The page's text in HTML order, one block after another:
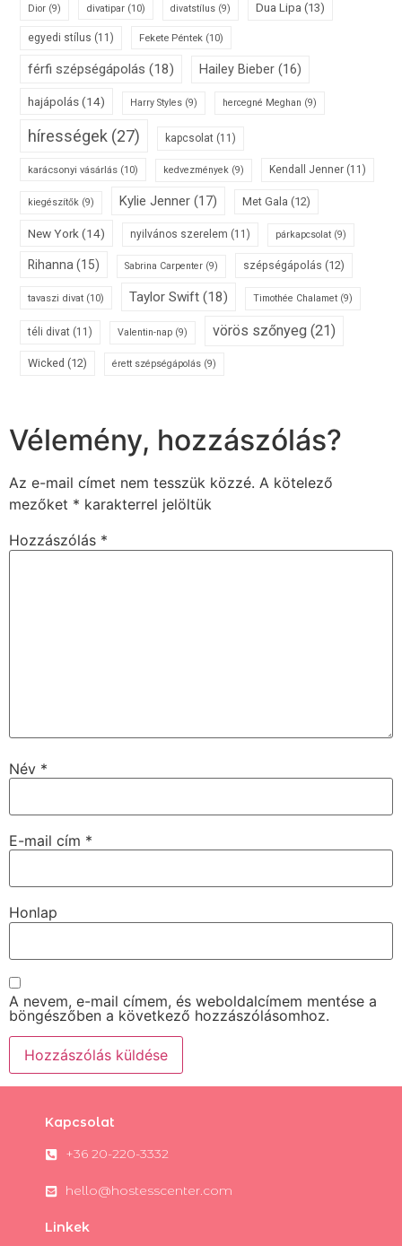
Dior (9) divatipar (10) divatstílus (9) Dua Lipa (13)
egyedi stílus (11) Fekete Péntek (10)
férfi szépségápolás (18) Hailey Bieber (16)
hajápolás(14) Harry Styles (9) hercegné Meghan (9)
hírességek (27) kapcsolat (11)
karácsonyi vásárlás (10) kedvezmények (9) Kendall Jenner (11)
kiegészítők (9) Kylie Jenner (17) Met Gala (12)
New York(14) nyilvános szerelem (11) párkapcsolat (9)
Rihanna(15) Sabrina Carpenter (9) szépségápolás (12)
tavaszi divat (10) Taylor Swift (18) Timothée Chalamet (9)
téli divat (11) Valentin-nap (9) vörös szőnyeg (21)
Wicked (12) érett szépségápolás (9)
Vélemény, hozzászólás?
Az e-mail címet nem tesszük közzé. A kötelező
mezőket * karakterrel jelöltük
Hozzászólás *
Név *
E-mail cím *
Honlap
A nevem, e-mail címem, és weboldalcímem mentése a
böngészőben a következő hozzászólásomhoz.
Kapcsolat
+36 20-220-3332
hello@hostesscenter.com
Linkek